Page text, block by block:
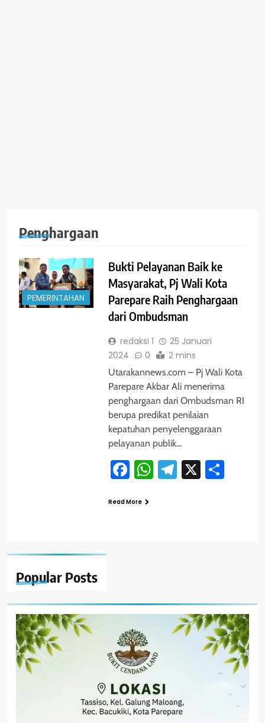
Popular Posts
Penghargaan
PEMERINTAHAN
Bukti Pelayanan Baik ke
Masyarakat, Pj Wali Kota
Parepare Raih Penghargaan
dari Ombudsman
redaksi 1
25 Januari
2024
0 2 mins
Utarakannews.com – Pj Wali Kota
Parepare Akbar Ali menerima
penghargaan dari Ombudsman RI
berupa predikat penilaian
kepatuhan penyelenggaraan
pelayanan publik…
Facebook
WhatsApp
Telegram
X
Read More